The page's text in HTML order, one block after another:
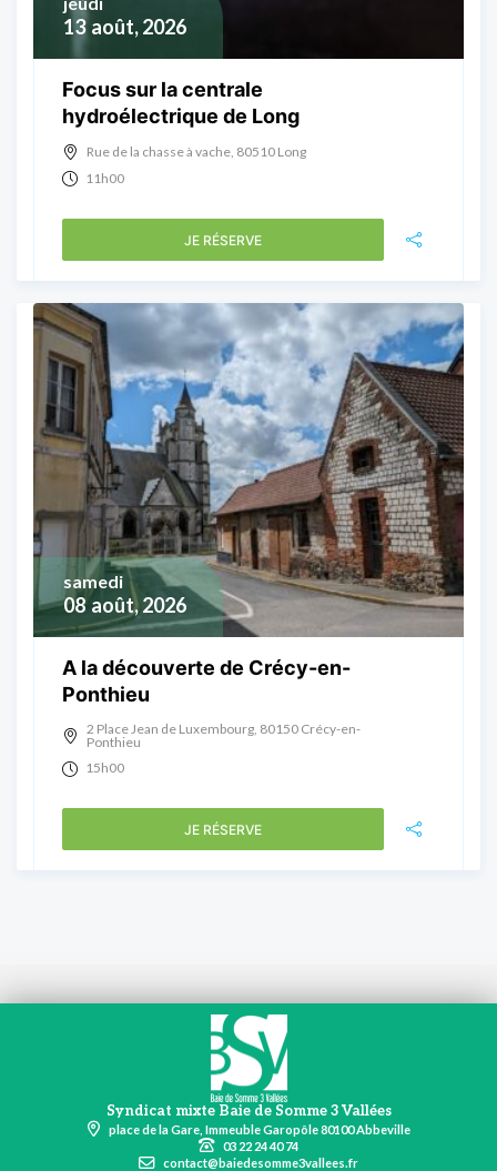
13 août, 2026
Focus sur la centrale
hydroélectrique de Long
Rue de la chasse à vache, 80510 Long
11h00
JE RÉSERVE
08 août, 2026
samedi
A la découverte de Crécy-en-
Ponthieu
2 Place Jean de Luxembourg, 80150 Crécy-en-
Ponthieu
15h00
JE RÉSERVE
Syndicat mixte Baie de Somme 3 Vallées
place de la Gare, Immeuble Garopôle 80100 Abbeville
03 22 24 40 74
contact@baiedesomme3vallees.fr